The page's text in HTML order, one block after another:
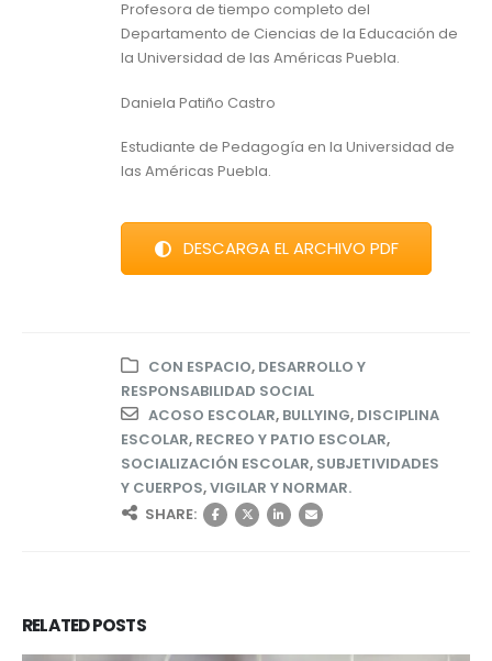
Profesora de tiempo completo del
Departamento de Ciencias de la Educación de
la Universidad de las Américas Puebla.
Daniela Patiño Castro
Estudiante de Pedagogía en la Universidad de
las Américas Puebla.
DESCARGA EL ARCHIVO PDF
CON ESPACIO, DESARROLLO Y
RESPONSABILIDAD SOCIAL
ACOSO ESCOLAR, BULLYING, DISCIPLINA
ESCOLAR, RECREO Y PATIO ESCOLAR,
SOCIALIZACIÓN ESCOLAR, SUBJETIVIDADES
Y CUERPOS,VIGILAR Y NORMAR.
SHARE:
RELATEDPOSTS